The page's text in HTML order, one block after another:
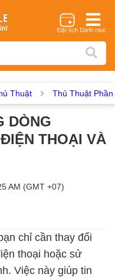
Xiaomi Realme Vivo
Tecno
Ép kính Thay camera
main Unlock - Mở Khoá
Google Pixel
Thuật Thủ Thuật
DÒNG
THOẠI VÀ
AM (GMT +07)
chỉ cần thay đổi
thoại hoặc sử
Việc này giúp tin